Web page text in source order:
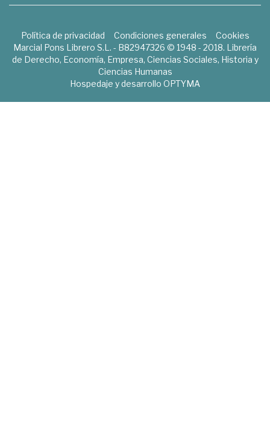
Política de privacidad Condiciones generales
Cookies
Marcial Pons Librero S.L. - B82947326 © 1948 - 2018. Librería
de Derecho, Economía, Empresa, Ciencias Sociales, Historia y
Ciencias Humanas
Hospedaje y desarrollo OPTYMA